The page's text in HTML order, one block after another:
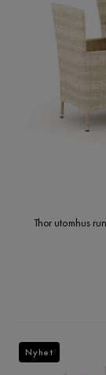
Thor utomhus
Nyhet